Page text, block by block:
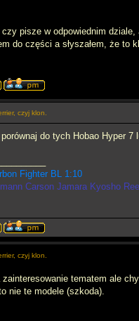
czy pisze w odpowiednim
do części a słyszałem, że to
czyj klon.
do tych Hobao Hyper 7
Fighter BL 1:10
Carson Jamara Kyosho
czyj klon.
zainteresowanie tematem ale
nie te modele (szkoda).